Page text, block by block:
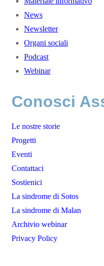
News
Newsletter
Organi sociali
Podcast
Webinar
Conosci
Le nostre storie
Progetti
Eventi
Contattaci
Sostienici
La sindrome di Sotos
La sindrome di Malan
Archivio webinar
Privacy Policy